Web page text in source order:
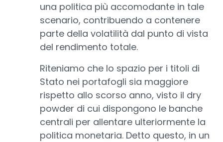
una politica più accomodante in tale
scenario, contribuendo a contenere
parte della volatilità dal punto di vista
del rendimento totale.
Riteniamo che lo spazio per i titoli di
Stato nei portafogli sia maggiore
rispetto allo scorso anno, visto il dry
powder di cui dispongono le banche
centrali per allentare ulteriormente la
politica monetaria. Detto questo, in un